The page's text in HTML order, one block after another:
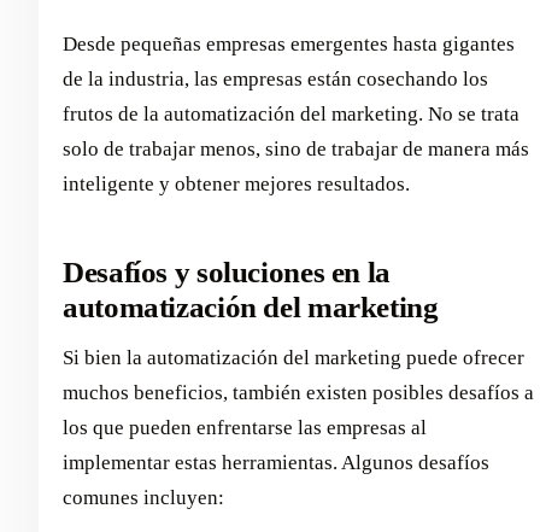
Desde pequeñas empresas emergentes hasta gigantes
de la industria, las empresas están cosechando los
frutos de la automatización del marketing. No se trata
solo de trabajar menos, sino de trabajar de manera más
inteligente y obtener mejores resultados.
Desafíos y soluciones en la
automatización del marketing
Si bien la automatización del marketing puede ofrecer
muchos beneficios, también existen posibles desafíos a
los que pueden enfrentarse las empresas al
implementar estas herramientas. Algunos desafíos
comunes incluyen: